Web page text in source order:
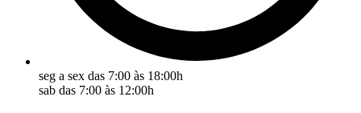
seg a sex das 7:00 às 18:00h
sab das 7:00 às 12:00h